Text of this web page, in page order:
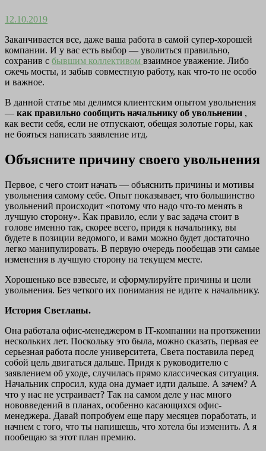
12.10.2019
Заканчивается все, даже ваша работа в самой супер-хорошей
компании. И у вас есть выбор — уволиться правильно,
сохранив с бывшим коллективом взаимное уважение. Либо
сжечь мосты, и забыв совместную работу, как что-то не особо
и важное.
В данной статье мы делимся клиентским опытом увольнения
— как правильно сообщить начальнику об увольнении ,
как вести себя, если не отпускают, обещая золотые горы, как
не бояться написать заявление итд.
Объясните причину своего увольнения
Первое, с чего стоит начать — объяснить причины и мотивы
увольнения самому себе. Опыт показывает, что большинство
увольнений происходит «потому что надо что-то менять в
лучшую сторону». Как правило, если у вас задача стоит в
голове именно так, скорее всего, придя к начальнику, вы
будете в позиции ведомого, и вами можно будет достаточно
легко манипулировать. В первую очередь пообещав эти самые
изменения в лучшую сторону на текущем месте.
Хорошенько все взвесьте, и сформулируйте причины и цели
увольнения. Без четкого их понимания не идите к начальнику.
История Светланы.
Она работала офис-менеджером в IT-компании на протяжении
нескольких лет. Поскольку это была, можно сказать, первая ее
серьезная работа после университета, Света поставила перед
собой цель двигаться дальше. Придя к руководителю с
заявлением об уходе, случилась прямо классическая ситуация.
Начальник спросил, куда она думает идти дальше. А зачем? А
что у нас не устраивает? Так на самом деле у нас много
нововведений в планах, особенно касающихся офис-
менеджера. Давай попробуем еще пару месяцев поработать, и
начнем с того, что ты напишешь, что хотела бы изменить. А я
пообещаю за этот план премию.